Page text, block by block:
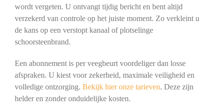
wordt vergeten. U ontvangt tijdig bericht en bent altijd
verzekerd van controle op het juiste moment. Zo verkleint u
de kans op een verstopt kanaal of plotselinge
schoorsteenbrand.
Een abonnement is per veegbeurt voordeliger dan losse
afspraken. U kiest voor zekerheid, maximale veiligheid en
volledige ontzorging. Bekijk hier onze tarieven. Deze zijn
helder en zonder onduidelijke kosten.